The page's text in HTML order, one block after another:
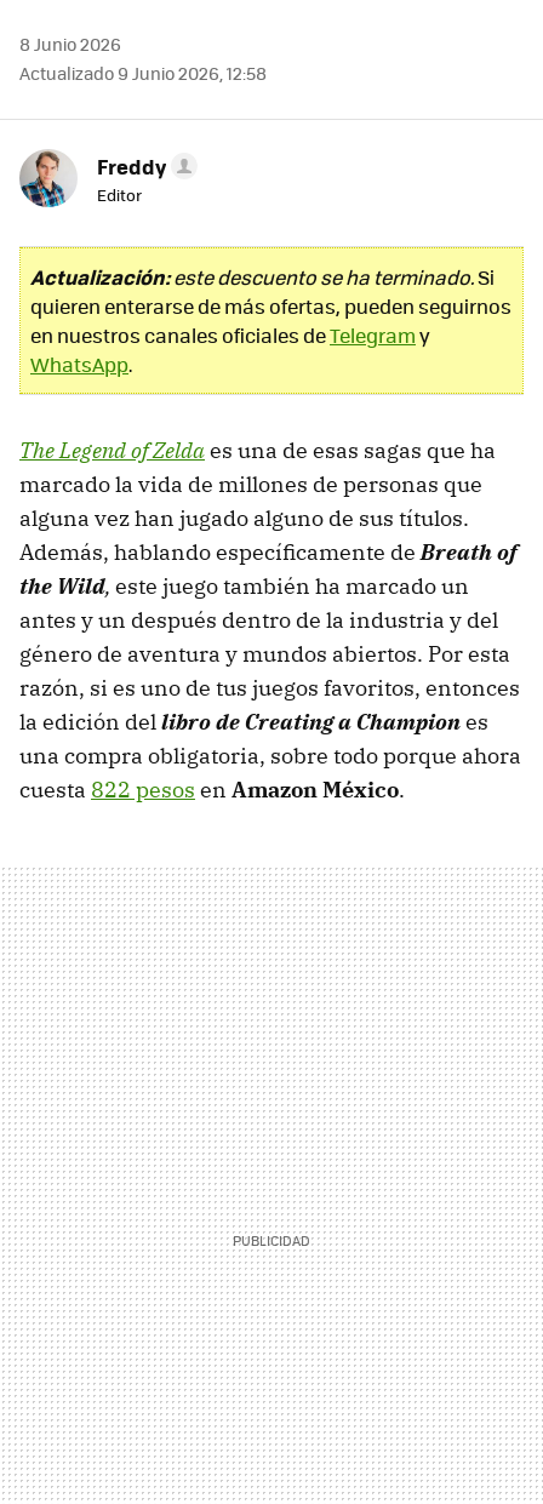
8 Junio 2026
Actualizado 9 Junio 2026, 12:58
Freddy
Editor
Actualización:este descuento se ha terminado.Si
quieren enterarse de más ofertas, pueden seguirnos
en nuestros canales oficiales deTelegramy
WhatsApp.
The Legend of Zeldaes una de esas sagas que ha
marcado la vida de millones de personas que
alguna vez han jugado alguno de sus títulos.
Además, hablando específicamente deBreath of
the Wild, este juego también ha marcado un
antes y un después dentro de la industria y del
género de aventura y mundos abiertos. Por esta
razón, si es uno de tus juegos favoritos, entonces
la edición dellibro de Creating a Championes
una compra obligatoria, sobre todo porque ahora
cuesta 822 pesos en Amazon México.